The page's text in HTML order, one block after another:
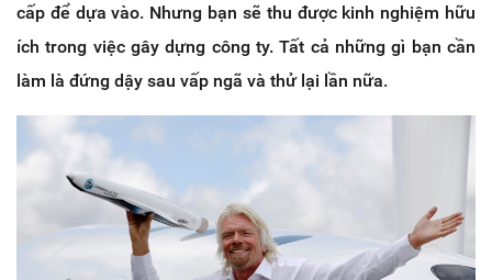
cấp để dựa vào. Nhưng bạn sẽ thu được kinh nghiệm hữu
ích trong việc gây dựng công ty. Tất cả những gì bạn cần
làm là đứng dậy sau vấp ngã và thử lại lần nữa.